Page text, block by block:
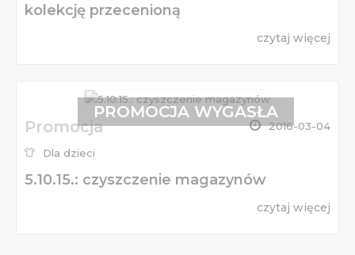
kolekcję przecenioną
czytaj więcej
Promocja 2016-03-04
Dla dzieci
5.10.15.: czyszczenie magazynów
czytaj więcej
PROMOCJA WYGASŁA